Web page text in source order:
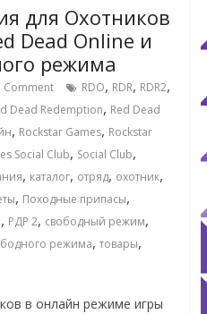
для Охотников
Dead Online и
режима
Comment RDO, RDR, RDR2,
Dead Redemption, Red Dead
, Rockstar Games, Rockstar
Social Club, Social Club,
, каталог, отряд, охотник,
, Походные припасы,
, РДР 2, свободный режим,
режима, товары,
в онлайн режиме игры